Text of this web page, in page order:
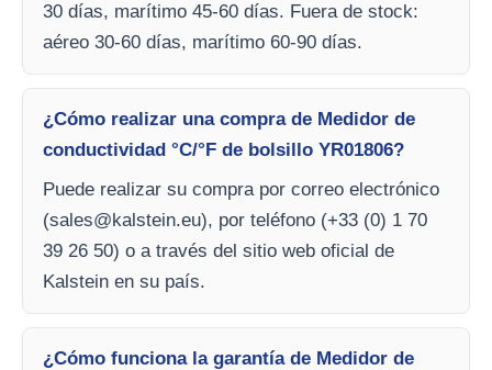
30 días, marítimo 45-60 días. Fuera de stock:
aéreo 30-60 días, marítimo 60-90 días.
¿Cómo realizar una compra de Medidor de
conductividad °C/°F de bolsillo YR01806?
Puede realizar su compra por correo electrónico
(sales@kalstein.eu), por teléfono (+33 (0) 1 70
39 26 50) o a través del sitio web oficial de
Kalstein en su país.
¿Cómo funciona la garantía de Medidor de